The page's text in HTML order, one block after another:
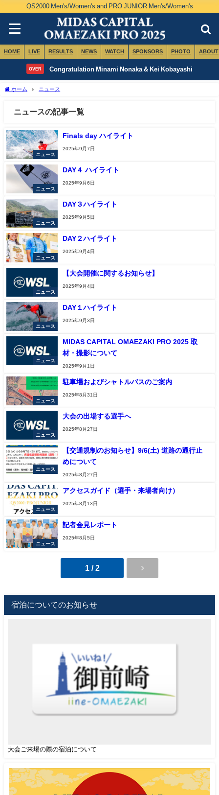
QS2000 Men's/Women's and PRO JUNIOR Men's/Women's
HOME LIVE RESULTS NEWS WATCH SPONSORS PHOTO ABOUT
OVER Congratulation Minami Nonaka & Kei Kobayashi
ホーム ニュース
ニュースの記事一覧
ニュース
Finals day ハイライト
2025年9月7日
ニュース
DAY４ ハイライト
2025年9月6日
ニュース
DAY３ハイライト
2025年9月5日
ニュース
DAY２ハイライト
2025年9月4日
ニュース
【大会開催に関するお知らせ】
2025年9月4日
ニュース
DAY１ハイライト
2025年9月3日
ニュース
MIDAS CAPITAL OMAEZAKI PRO 2025 取
材・撮影について
2025年9月1日
ニュース
駐車場およびシャトルバスのご案内
2025年8月31日
ニュース
大会の出場する選手へ
2025年8月27日
ニュース
【交通規制のお知らせ】9/6(土) 道路の通行止
めについて
2025年8月27日
ニュース
アクセスガイド（選手・来場者向け）
2025年8月13日
ニュース
記者会見レポート
2025年8月5日
1 / 2
宿泊についてのお知らせ
大会ご来場の際の宿泊について